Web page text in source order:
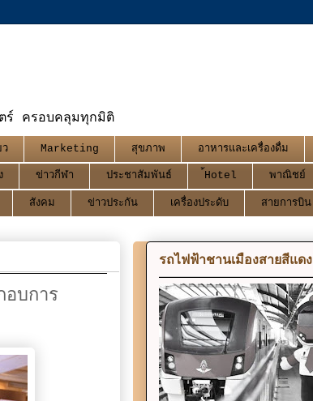
ร์ ครอบคลุมทุกมิติ
Marketing สุขภาพ อาหารและเครื่องดื่ม
ข่าวกีฬา ประชาสัมพันธ์ ้Hotel พาณิชย์
สังคม ข่าวประกัน เครื่องประดับ สายการบิน
อบการ
รถไฟฟ้าชานเมืองสายสีแดง